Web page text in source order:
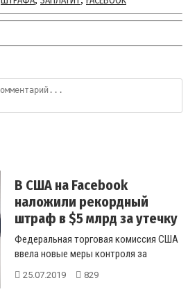
В США на Facebook
наложили рекордный
штраф в $5 млрд за утечку
да...
Федеральная торговая комиссия США
ввела новые меры контроля за
соблюдением конфиденциальности
25.07.2019 829